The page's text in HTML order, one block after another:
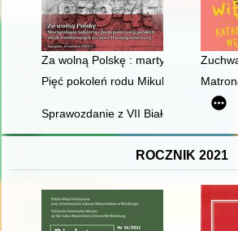
Za wolną Polskę : martyrologia
Pięć pokoleń rodu Mikulskich. T. 1
Sprawozdanie z VII Białostockiej
ROCZNIK 2021